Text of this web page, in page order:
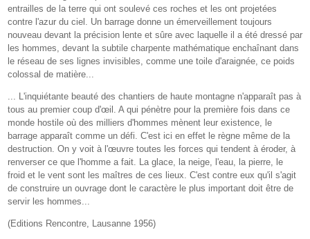
entrailles de la terre qui ont soulevé ces roches et les ont projetées
contre l'azur du ciel. Un barrage donne un émerveillement toujours
nouveau devant la précision lente et sûre avec laquelle il a été dressé par
les hommes, devant la subtile charpente mathématique enchaînant dans
le réseau de ses lignes invisibles, comme une toile d'araignée, ce poids
colossal de matière...
... L'inquiétante beauté des chantiers de haute montagne n'apparaît pas à
tous au premier coup d'œil. A qui pénètre pour la première fois dans ce
monde hostile où des milliers d'hommes mènent leur existence, le
barrage apparaît comme un défi. C'est ici en effet le règne même de la
destruction. On y voit à l'œuvre toutes les forces qui tendent à éroder, à
renverser ce que l'homme a fait. La glace, la neige, l'eau, la pierre, le
froid et le vent sont les maîtres de ces lieux. C'est contre eux qu'il s'agit
de construire un ouvrage dont le caractère le plus important doit être de
servir les hommes...
(Editions Rencontre, Lausanne 1956)